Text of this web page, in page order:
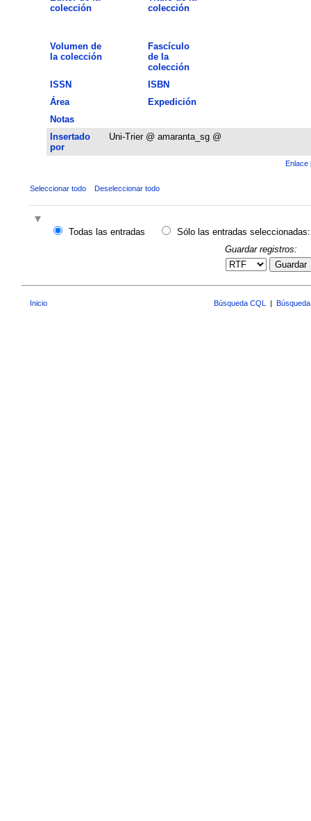
colección
colección
Volumen de
la colección
Fascículo
de la
colección
ISSN
ISBN
Área
Expedición
Notas
Insertado
por
Uni-Trier @ amaranta_sg @
Enlace
Seleccionar todo Deseleccionar todo
Todas las entradas
Sólo las entradas seleccionadas:
Guardar registros:
Guardar
Inicio Búsqueda CQL